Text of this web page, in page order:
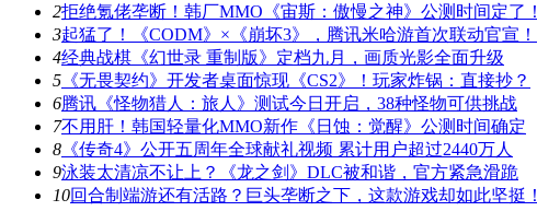
2拒绝氪佬垄断！韩厂MMO《宙斯：傲慢之神》公测时间定了！
3起猛了！《CODM》×《崩坏3》，腾讯米哈游首次联动官宣！
4经典战棋《幻世录 重制版》定档九月，画质光影全面升级
5 《无畏契约》开发者桌面惊现《CS2》！玩家炸锅：直接抄？
6腾讯《怪物猎人：旅人》测试今日开启，38种怪物可供挑战
7不用肝！韩国轻量化MMO新作《日蚀：觉醒》公测时间确定
8 《传奇4》公开五周年全球献礼视频 累计用户超过2440万人
9泳装太清凉不让上？《龙之剑》DLC被和谐，官方紧急滑跪
10回合制端游还有活路？巨头垄断之下，这款游戏却如此坚挺！